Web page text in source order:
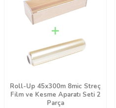
Roll-Up 45x300m 8mic Streç
Film ve Kesme Aparatı Seti 2
Parça